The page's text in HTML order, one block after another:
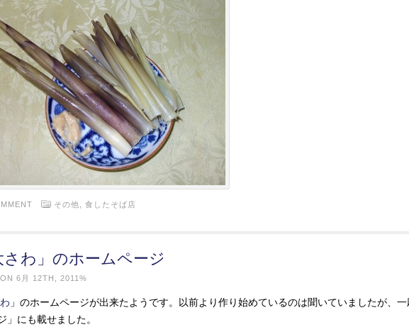
その他, 食したそば店
さわ」のホームページ
6月 12TH, 2011%
」のホームページが出来たようです。以前より作り始めているのは聞いていましたが、
」にも載せました。